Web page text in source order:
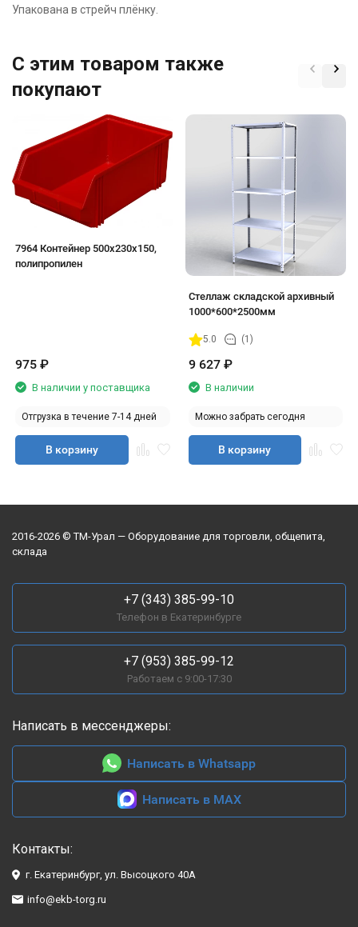
Упакована в стрейч плёнку.
C этим товаром также
покупают
7964 Контейнер 500х230х150,
полипропилен
975 ₽
В наличии у поставщика
Отгрузка в течение 7-14 дней
В корзину
Стеллаж складской архивный
1000*600*2500мм
5.0 (1)
9 627 ₽
В наличии
Можно забрать сегодня
В корзину
2016-2026 © ТМ-Урал — Оборудование для торговли, общепита,
склада
+7 (343) 385-99-10
Телефон в Екатеринбурге
+7 (953) 385-99-12
Работаем с 9:00-17:30
Написать в мессенджеры:
Написать в Whatsapp
Написать в MAX
Контакты:
г. Екатеринбург, ул. Высоцкого 40А
info@ekb-torg.ru